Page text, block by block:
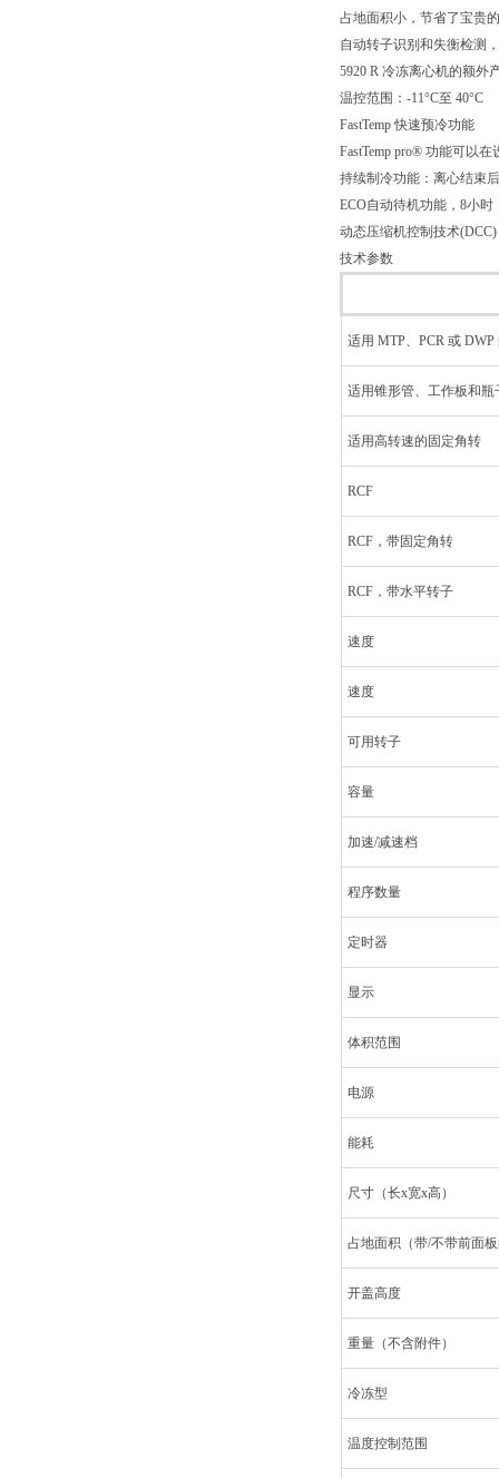
占地面积小，节省了宝贵
自动转子识别和失衡检测
5920 R 冷冻离心机的额外
温控范围：-11°C至 40°C
FastTemp 快速预冷功能
FastTemp pro® 功能可以
持续制冷功能：离心结束
ECO自动待机功能，8小
动态压缩机控制技术
技术参数
适用 MTP、PCR 或
适用锥形管、工作板和瓶
适用高转速的固定角转
RCF
RCF，带固定角转
RCF，带水平转子
速度
速度
可用转子
容量
加速/减速档
程序数量
定时器
显示
体积范围
电源
能耗
尺寸（长x宽x高）
占地面积（带/不带前面
开盖高度
重量（不含附件）
冷冻型
温度控制范围